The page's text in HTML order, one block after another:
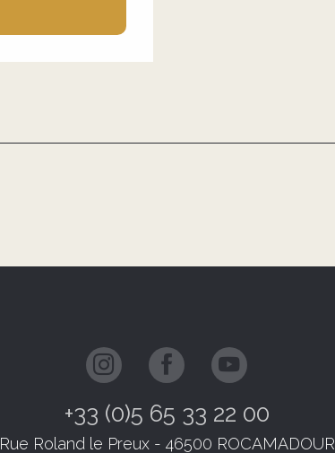
+33 (0)5 65 33 22 00
Rue Roland le Preux - 46500 ROCAMADOUR